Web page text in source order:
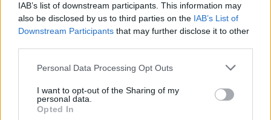
IAB’s list of downstream participants. This information may
also be disclosed by us to third parties on the IAB’s List of
Downstream Participants that may further disclose it to other
Personal Data Processing Opt Outs
I want to opt-out of the Sharing of my
personal data.
Opted In
Secondo te quali sarebbero gli acquisti giusti per
visto lasciare la Champions League?
Non mi piace fare calciomercato a marzo (ma a dire il vero
nemmeno d’estate!), non so nemmeno con che modulo